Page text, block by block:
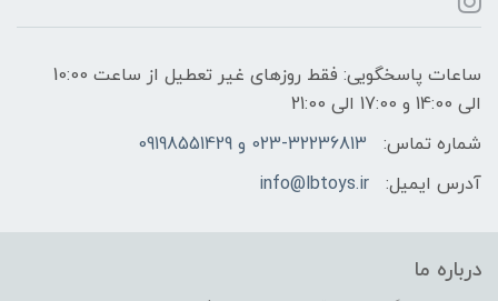
ساعات پاسخگویی: فقط روزهای غیر تعطیل از ساعت 10:00
الی 14:00 و 17:00 الی 21:00
شماره تماس:
023-32236813 و 09198551429
آدرس ایمیل:
info@lbtoys.ir
درباره ما